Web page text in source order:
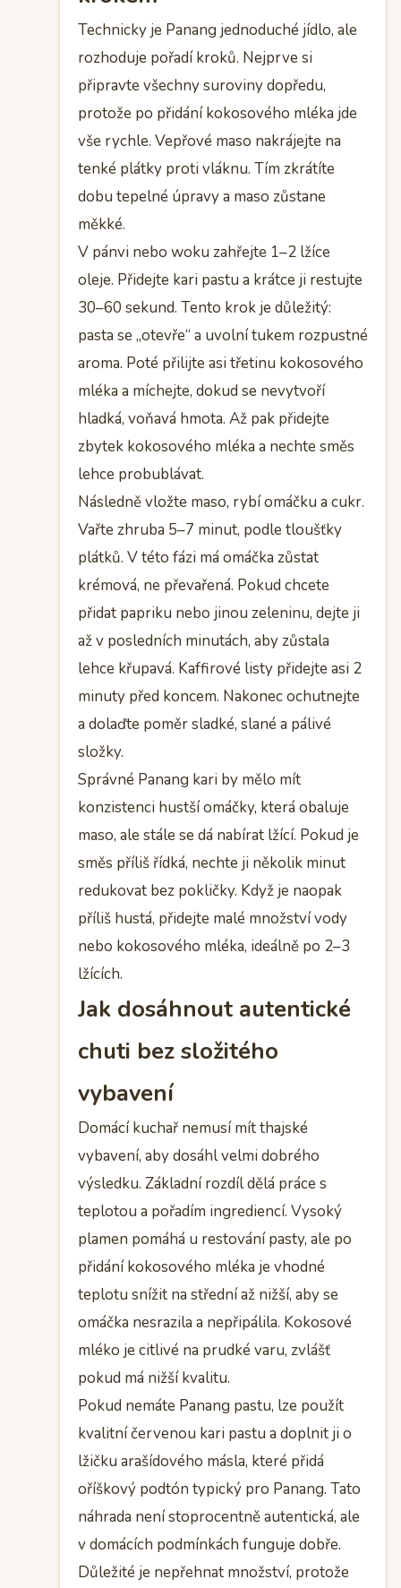
Technicky je Panang jednoduché jídlo, ale
rozhoduje pořadí kroků. Nejprve si
připravte všechny suroviny dopředu,
protože po přidání kokosového mléka jde
vše rychle. Vepřové maso nakrájejte na
tenké plátky proti vláknu. Tím zkrátíte
dobu tepelné úpravy a maso zůstane
měkké.
V pánvi nebo woku zahřejte 1–2 lžíce
oleje. Přidejte kari pastu a krátce ji restujte
30–60 sekund. Tento krok je důležitý:
pasta se „otevře“ a uvolní tukem rozpustné
aroma. Poté přilijte asi třetinu kokosového
mléka a míchejte, dokud se nevytvoří
hladká, voňavá hmota. Až pak přidejte
zbytek kokosového mléka a nechte směs
lehce probublávat.
Následně vložte maso, rybí omáčku a cukr.
Vařte zhruba 5–7 minut, podle tloušťky
plátků. V této fázi má omáčka zůstat
krémová, ne převařená. Pokud chcete
přidat papriku nebo jinou zeleninu, dejte ji
až v posledních minutách, aby zůstala
lehce křupavá. Kaffirové listy přidejte asi 2
minuty před koncem. Nakonec ochutnejte
a dolaďte poměr sladké, slané a pálivé
složky.
Správné Panang kari by mělo mít
konzistenci hustší omáčky, která obaluje
maso, ale stále se dá nabírat lžící. Pokud je
směs příliš řídká, nechte ji několik minut
redukovat bez pokličky. Když je naopak
příliš hustá, přidejte malé množství vody
nebo kokosového mléka, ideálně po 2–3
lžících.
Jak dosáhnout autentické
chuti bez složitého
vybavení
Domácí kuchař nemusí mít thajské
vybavení, aby dosáhl velmi dobrého
výsledku. Základní rozdíl dělá práce s
teplotou a pořadím ingrediencí. Vysoký
plamen pomáhá u restování pasty, ale po
přidání kokosového mléka je vhodné
teplotu snížit na střední až nižší, aby se
omáčka nesrazila a nepřipálila. Kokosové
mléko je citlivé na prudké varu, zvlášť
pokud má nižší kvalitu.
Pokud nemáte Panang pastu, lze použít
kvalitní červenou kari pastu a doplnit ji o
lžičku arašídového másla, které přidá
oříškový podtón typický pro Panang. Tato
náhrada není stoprocentně autentická, ale
v domácích podmínkách funguje dobře.
Důležité je nepřehnat množství, protože